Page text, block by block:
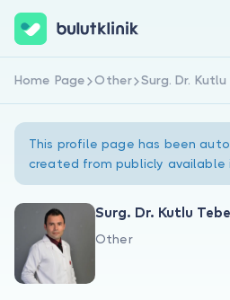
About Us
Sign Up Now
Home Page Other Surg. Dr.
This profile page has been
created from publicly available
Surg. Dr. Kutlu
Other